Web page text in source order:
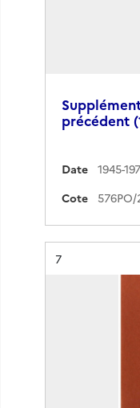
précédent
Date
1945-
Cote
Résultat n°
7